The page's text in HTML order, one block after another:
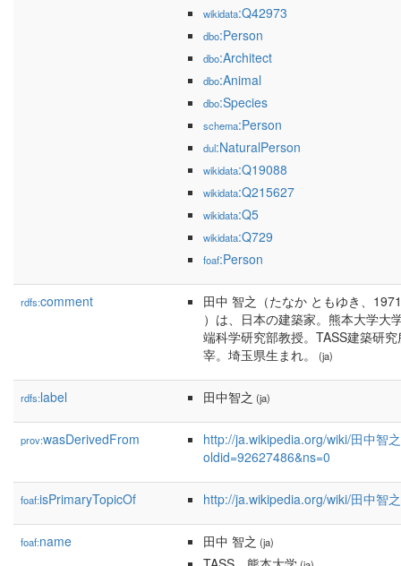
wikidata:Q42973
dbo:Person
dbo:Architect
dbo:Animal
dbo:Species
schema:Person
dul:NaturalPerson
wikidata:Q19088
wikidata:Q215627
wikidata:Q5
wikidata:Q729
foaf:Person
rdfs:comment
田中 智之（たなか ともゆき、
）は、日本の建築家。熊本大学大
端科学研究部教授。TASS建築研究
宰。埼玉県生まれ。
(ja)
rdfs:label 田中智之 (ja)
prov:wasDerivedFrom
http://ja.wikipedia.org/wiki/田中智
oldid=92627486&ns=0
foaf:isPrimaryTopicOf http://ja.wikipedia.org/wiki/田中智之
foaf:name 田中 智之 (ja)